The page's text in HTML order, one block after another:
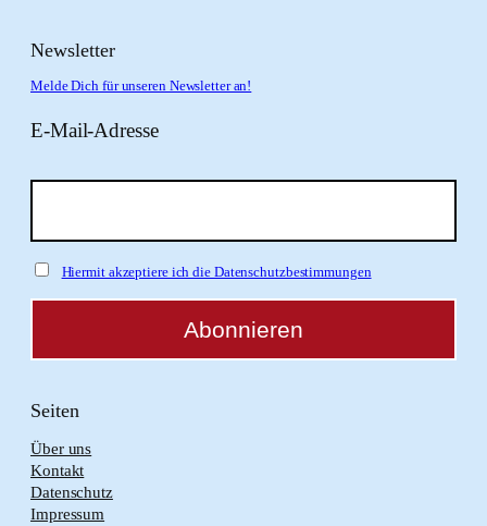
Newsletter
Melde Dich für unseren Newsletter an!
E-Mail-Adresse
Hiermit akzeptiere ich die Datenschutzbestimmungen
Seiten
Über uns
Kontakt
Datenschutz
Impressum